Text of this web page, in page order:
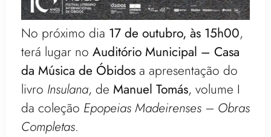
No próximo dia 17 de outubro, às 15h00,
terá lugar no Auditório Municipal – Casa
da Música de Óbidos a apresentação do
livro Insulana, de Manuel Tomás, volume I
da coleção Epopeias Madeirenses – Obras
Completas.